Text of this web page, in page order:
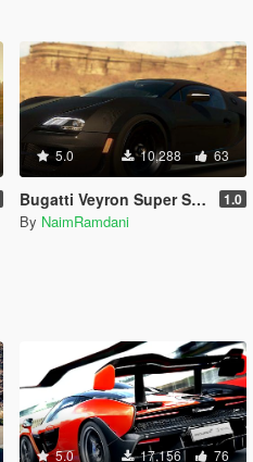
5.0 10,288 63
Bugatti Veyron Super Sport Handling and Sounds 1.0
By NaimRamdani
5.0 17,156 76